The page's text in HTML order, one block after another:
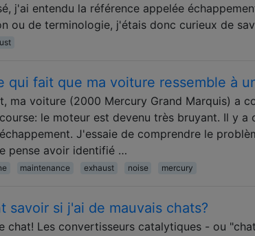
j'ai entendu la référence appelée
ou de terminologie, j'étais donc curieux de
qui fait que ma voiture ressemble à
ma voiture (2000 Mercury Grand Marquis) a
le moteur est devenu très bruyant. Il y a
J'essaie de comprendre le
pense avoir identifié …
maintenance exhaust noise mercury
savoir si j'ai de mauvais chats?
chat! Les convertisseurs catalytiques - ou